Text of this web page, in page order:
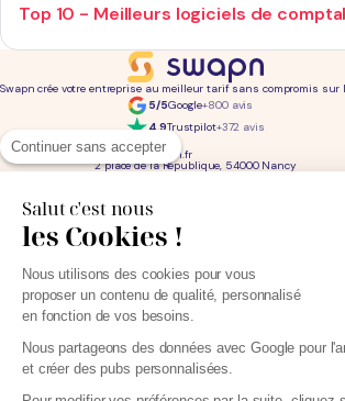
Continuer sans accepter
Salut c'est nous
les Cookies !
Nous utilisons des cookies pour vous
proposer un contenu de qualité, personnalisé
en fonction de vos besoins.
Nous partageons des données avec Google pour
et créer des pubs personnalisées.
Top 10 - Meilleurs logiciels de
Swapn crée votre entreprise au meilleur tarif sans compromis sur
5/5Google+800 avis
4,9Trustpilot+372 avis
01 76 31 04 86
bonjour@swapn.fr
2 place de la République, 54000 Nancy
Services
Création d'entreprise
Comptabilité pas cher
Offres de comptabilité par métier
Offres de comptabilité par ville
Devis comptable gratuit
Liens utiles
Découvrez Swapn
Avis clients
Devenir partenaire
Engagements éthiques
La news' des entrepreneurs
pour en savoir